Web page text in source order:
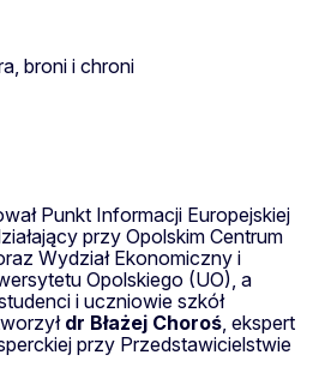
Punkt Informacji Europejskiej
przy Opolskim Centrum
Wydział Ekonomiczny i
Opolskiego (UO), a
i uczniowie szkół
dr Błażej Choroś , ekspert
przy Przedstawicielstwie